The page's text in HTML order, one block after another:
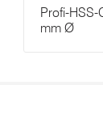
Profi-
mm Ø